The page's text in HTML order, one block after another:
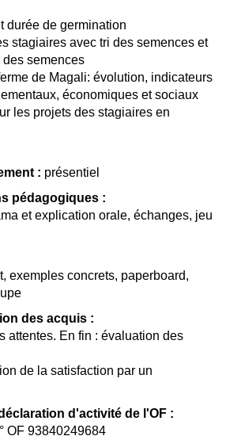
durée de germination
stagiaires avec tri des semences et
semences
de Magali: évolution, indicateurs
économiques et sociaux
les projets des stagiaires en
: présentiel
pédagogiques :
et explication orale, échanges, jeu
exemples concrets, paperboard,
des acquis :
attentes. En fin : évaluation des
de la satisfaction par un
d'activité de l'OF :
OF 93840249684